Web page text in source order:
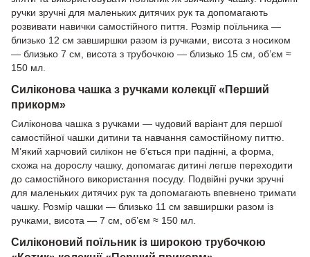
ручки зручні для маленьких дитячих рук та допомагають
розвивати навички самостійного пиття. Розмір поїльника —
близько 12 см завширшки разом із ручками, висота з носиком
— близько 7 см, висота з трубочкою — близько 15 см, об’єм ≈
150 мл.
Силіконова чашка з ручками колекції «Перший
прикорм»
Силіконова чашка з ручками — чудовий варіант для першої
самостійної чашки дитини та навчання самостійному питтю.
М’який харчовий силікон не б’ється при падінні, а форма,
схожа на дорослу чашку, допомагає дитині легше переходити
до самостійного використання посуду. Подвійні ручки зручні
для маленьких дитячих рук та допомагають впевнено тримати
чашку. Розмір чашки — близько 11 см завширшки разом із
ручками, висота — 7 см, об’єм ≈ 150 мл.
Силіконовий поїльник із широкою трубочкою